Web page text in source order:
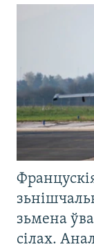
зьмена
сілах.